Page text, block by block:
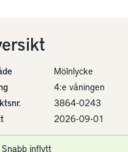
Mölnlycke
4:e våningen
3864-0243
2026-09-01
Snabb inflytt